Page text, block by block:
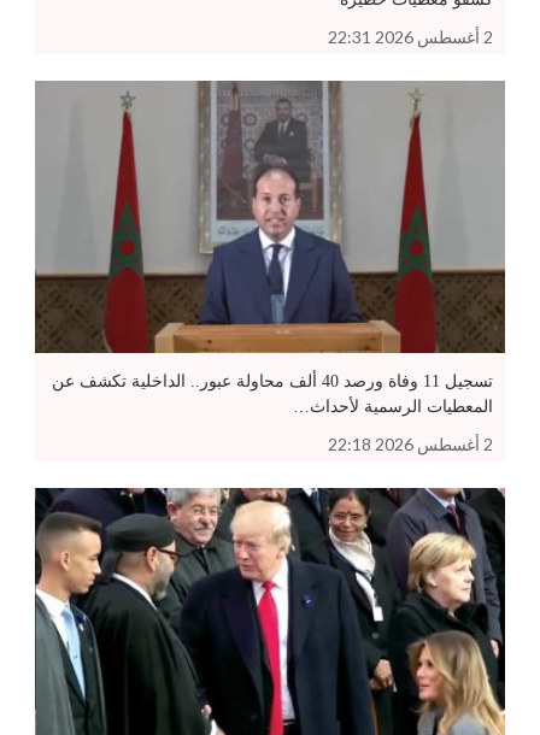
2 أغسطس 2026 22:31
تسجيل 11 وفاة ورصد 40 ألف محاولة عبور.. الداخلية تكشف عن
المعطيات الرسمية لأحداث…
2 أغسطس 2026 22:18